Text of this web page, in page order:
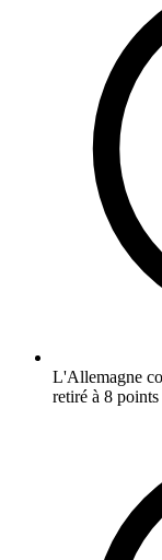
L'Allemagne
retiré à 8